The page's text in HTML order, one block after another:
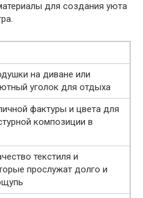
для создания уюта
на диване или
уголок для отдыха
фактуры и цвета для
композиции в
текстиля и
прослужат долго и